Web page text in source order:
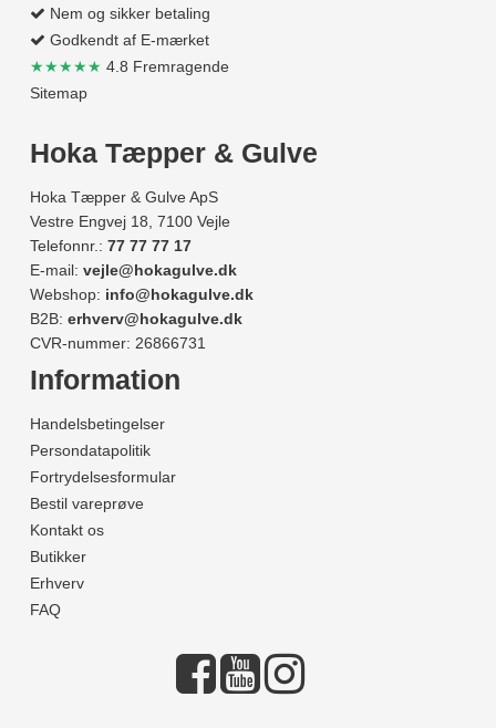
Nem og sikker betaling
Godkendt af E-mærket
★★★★★ 4.8 Fremragende
Sitemap
Hoka Tæpper & Gulve
Hoka Tæpper & Gulve ApS
Vestre Engvej 18, 7100 Vejle
Telefonnr.: 77 77 77 17
E-mail: vejle@hokagulve.dk
Webshop: info@hokagulve.dk
B2B: erhverv@hokagulve.dk
CVR-nummer: 26866731
Information
Handelsbetingelser
Persondatapolitik
Fortrydelsesformular
Bestil vareprøve
Kontakt os
Butikker
Erhverv
FAQ